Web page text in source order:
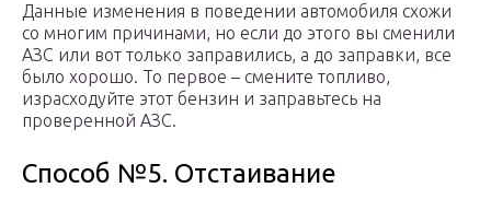
Данные изменения в поведении автомобиля схожи
со многим причинами, но если до этого вы сменили
АЗС или вот только заправились, а до заправки, все
было хорошо. То первое – смените топливо,
израсходуйте этот бензин и заправьтесь на
проверенной АЗС.
Способ №5. Отстаивание